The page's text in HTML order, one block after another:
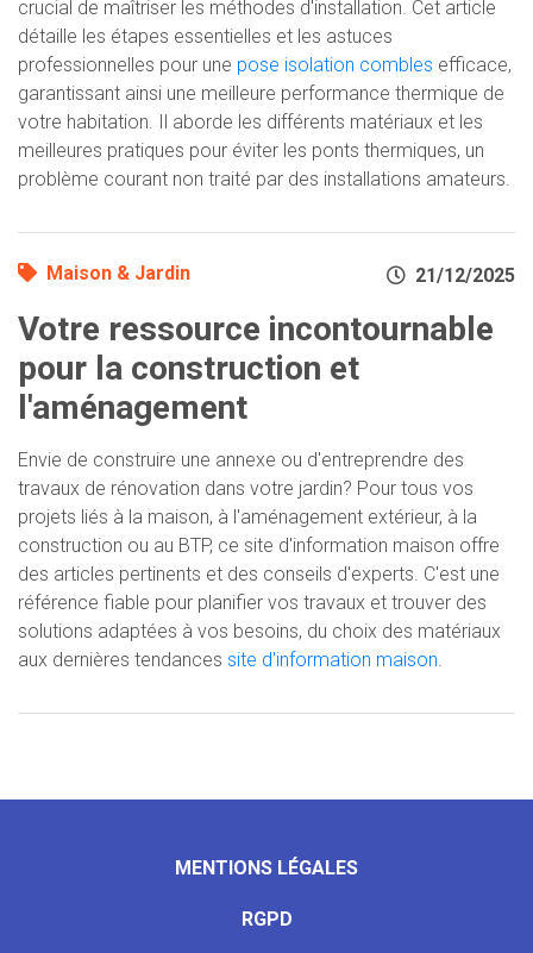
crucial de maîtriser les méthodes d'installation. Cet article
détaille les étapes essentielles et les astuces
professionnelles pour une pose isolation combles efficace,
garantissant ainsi une meilleure performance thermique de
votre habitation. Il aborde les différents matériaux et les
meilleures pratiques pour éviter les ponts thermiques, un
problème courant non traité par des installations amateurs.
Maison & Jardin 21/12/2025
Votre ressource incontournable
pour la construction et
l'aménagement
Envie de construire une annexe ou d'entreprendre des
travaux de rénovation dans votre jardin? Pour tous vos
projets liés à la maison, à l'aménagement extérieur, à la
construction ou au BTP, ce site d'information maison offre
des articles pertinents et des conseils d'experts. C'est une
référence fiable pour planifier vos travaux et trouver des
solutions adaptées à vos besoins, du choix des matériaux
aux dernières tendances site d'information maison.
MENTIONS LÉGALES
RGPD